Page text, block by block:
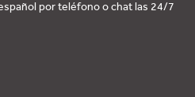
por teléfono o chat las 24/7